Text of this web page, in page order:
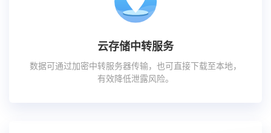
云存储中转服务
数据可通过加密中转服务器传输，也可直接下载至本地，
有效降低泄露风险。